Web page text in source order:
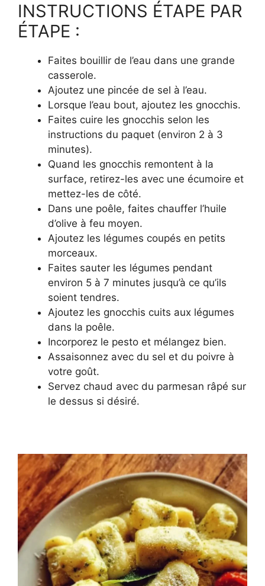
INSTRUCTIONS ÉTAPE PAR
ÉTAPE :
Faites bouillir de l’eau dans une grande
casserole.
Ajoutez une pincée de sel à l’eau.
Lorsque l’eau bout, ajoutez les gnocchis.
Faites cuire les gnocchis selon les
instructions du paquet (environ 2 à 3
minutes).
Quand les gnocchis remontent à la
surface, retirez-les avec une écumoire et
mettez-les de côté.
Dans une poêle, faites chauffer l’huile
d’olive à feu moyen.
Ajoutez les légumes coupés en petits
morceaux.
Faites sauter les légumes pendant
environ 5 à 7 minutes jusqu’à ce qu’ils
soient tendres.
Ajoutez les gnocchis cuits aux légumes
dans la poêle.
Incorporez le pesto et mélangez bien.
Assaisonnez avec du sel et du poivre à
votre goût.
Servez chaud avec du parmesan râpé sur
le dessus si désiré.